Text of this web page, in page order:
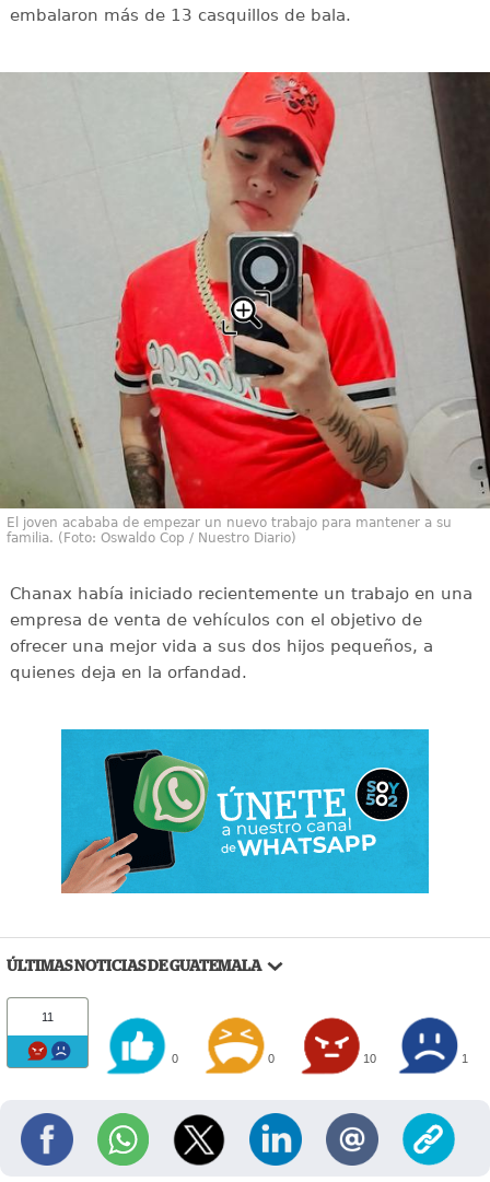
embalaron más de 13 casquillos de bala.
El joven acababa de empezar un nuevo trabajo para mantener a su
familia. (Foto: Oswaldo Cop / Nuestro Diario)
Chanax había iniciado recientemente un trabajo en una
empresa de venta de vehículos con el objetivo de
ofrecer una mejor vida a sus dos hijos pequeños, a
quienes deja en la orfandad.
ÚLTIMAS NOTICIAS DE GUATEMALA
11
0 0 10 1